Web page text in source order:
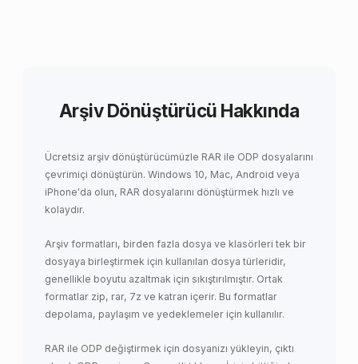
Arşiv Dönüştürücü Hakkında
Ücretsiz arşiv dönüştürücümüzle RAR ile ODP dosyalarını
çevrimiçi dönüştürün. Windows 10, Mac, Android veya
iPhone'da olun, RAR dosyalarını dönüştürmek hızlı ve
kolaydır.
Arşiv formatları, birden fazla dosya ve klasörleri tek bir
dosyaya birleştirmek için kullanılan dosya türleridir,
genellikle boyutu azaltmak için sıkıştırılmıştır. Ortak
formatlar zip, rar, 7z ve katran içerir. Bu formatlar
depolama, paylaşım ve yedeklemeler için kullanılır.
RAR ile ODP değiştirmek için dosyanızı yükleyin, çıktı